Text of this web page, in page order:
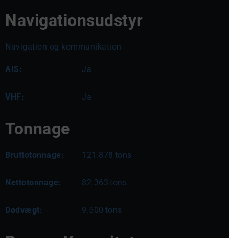
Navigationsudstyr
Navigation og kommunikation
AIS: Ja
VHF: Ja
Tonnage
Bruttotonnage: 121.878 tons
Nettotonnage: 82.363 tons
Dødvægt: 9.500 tons